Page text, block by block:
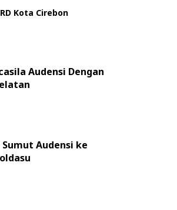
Kota Cirebon
Audensi Dengan
Audensi ke